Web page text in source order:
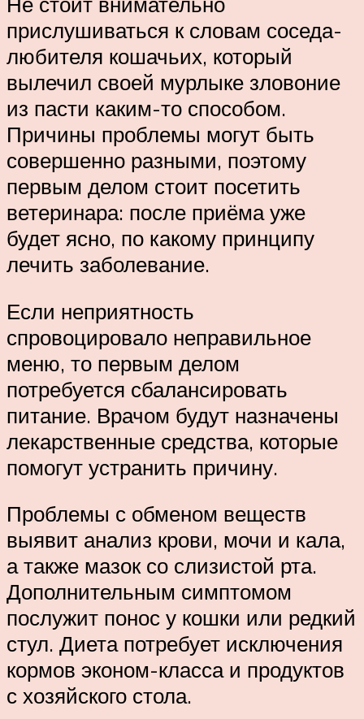
прислушиваться к словам соседа-
любителя кошачьих, который
вылечил своей мурлыке зловоние
из пасти каким-то способом.
Причины проблемы могут быть
совершенно разными, поэтому
первым делом стоит посетить
ветеринара: после приёма уже
будет ясно, по какому принципу
лечить заболевание.
Если неприятность
спровоцировало неправильное
меню, то первым делом
потребуется сбалансировать
питание. Врачом будут назначены
лекарственные средства, которые
помогут устранить причину.
Проблемы с обменом веществ
выявит анализ крови, мочи и кала,
а также мазок со слизистой рта.
Дополнительным симптомом
послужит понос у кошки или редкий
стул. Диета потребует исключения
кормов эконом-класса и продуктов
с хозяйского стола.